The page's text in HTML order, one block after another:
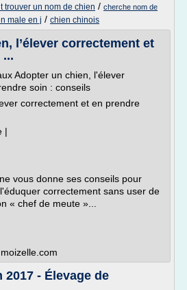
trouver un nom de chien / cherche nom de
male en j / chien chinois
l’élever correctement et
Adopter un chien, l'élever
soin : conseils
correctement et en prendre
|
vous donne ses conseils pour
correctement sans user de
« chef de meute »...
2017 - Élevage de